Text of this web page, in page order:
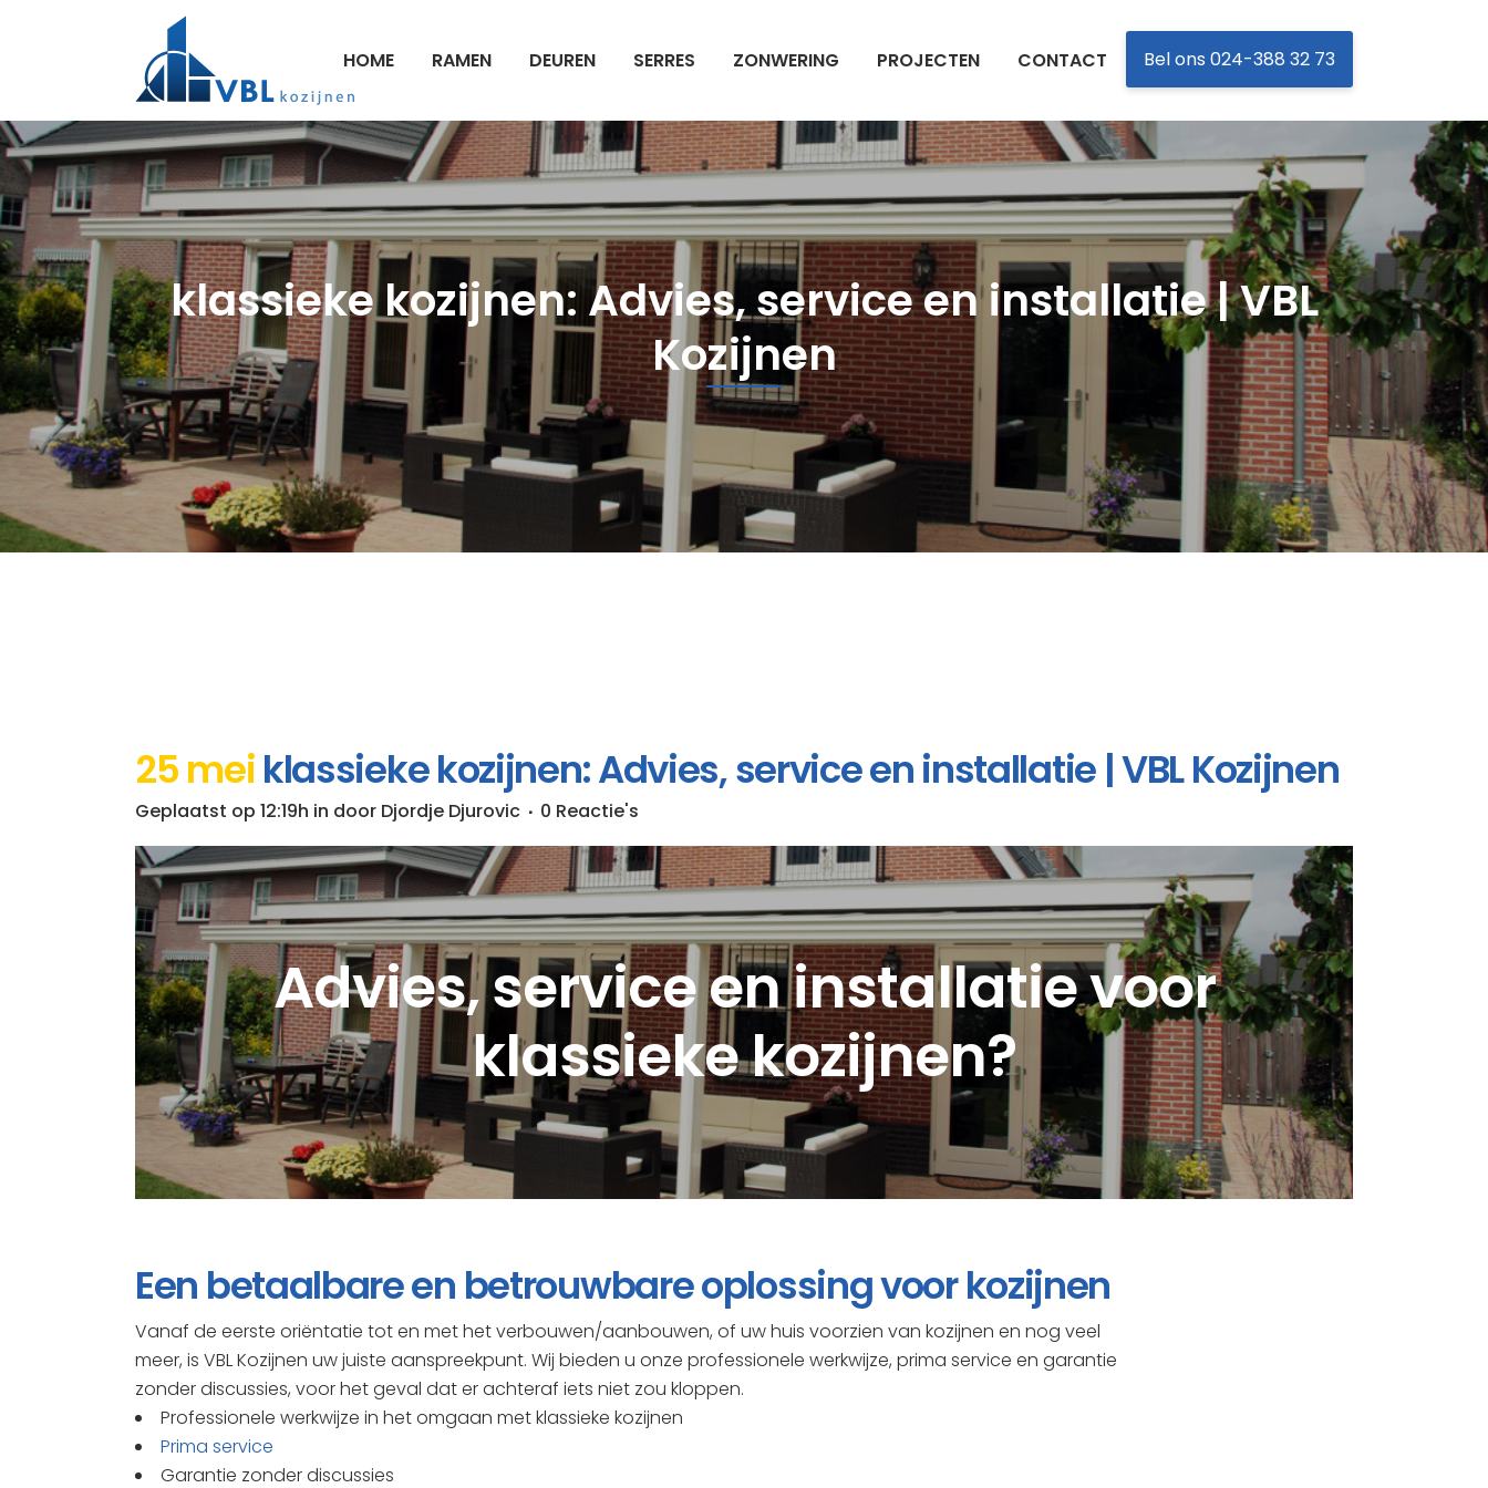
HOME RAMEN DEUREN SERRES ZONWERING PROJECTEN CONTACT Bel ons 024-388 32 73
klassieke kozijnen: Advies, service en installatie | VBL
Kozijnen
25 meiklassieke kozijnen: Advies, service en installatie | VBL Kozijnen
Geplaatst op 12:19h in door Djordje Djurovic 0 Reactie's
Advies, service en installatie voor
klassieke kozijnen?
Een betaalbare en betrouwbare oplossing voor kozijnen
Vanaf de eerste oriëntatie tot en met het verbouwen/aanbouwen, of uw huis voorzien van kozijnen en nog veel
meer, is VBL Kozijnen uw juiste aanspreekpunt. Wij bieden u onze professionele werkwijze, prima service en garantie
zonder discussies, voor het geval dat er achteraf iets niet zou kloppen.
Professionele werkwijze in het omgaan met klassieke kozijnen
Prima service
Garantie zonder discussies